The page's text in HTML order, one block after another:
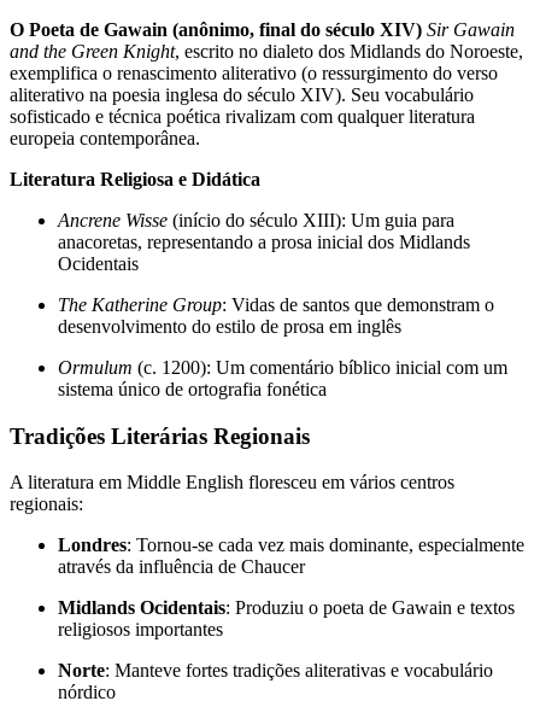
O Poeta de Gawain (anônimo, final do século XIV) Sir Gawain
and the Green Knight, escrito no dialeto dos Midlands do Noroeste,
exemplifica o renascimento aliterativo (o ressurgimento do verso
aliterativo na poesia inglesa do século XIV). Seu vocabulário
sofisticado e técnica poética rivalizam com qualquer literatura
europeia contemporânea.
Literatura Religiosa e Didática
Ancrene Wisse (início do século XIII): Um guia para
anacoretas, representando a prosa inicial dos Midlands
Ocidentais
The Katherine Group: Vidas de santos que demonstram o
desenvolvimento do estilo de prosa em inglês
Ormulum (c. 1200): Um comentário bíblico inicial com um
sistema único de ortografia fonética
Tradições Literárias Regionais
A literatura em Middle English floresceu em vários centros
regionais:
Londres: Tornou-se cada vez mais dominante, especialmente
através da influência de Chaucer
Midlands Ocidentais: Produziu o poeta de Gawain e textos
religiosos importantes
Norte: Manteve fortes tradições aliterativas e vocabulário
nórdico